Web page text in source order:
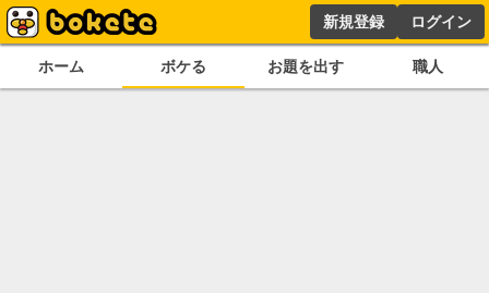
新規登録 ログイン
ホーム ボケる お題を出す 職人